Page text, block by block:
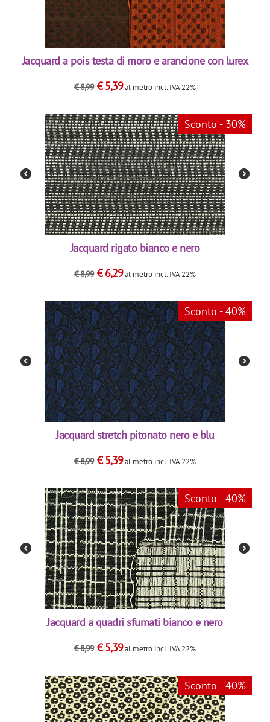
Jacquard a pois testa di moro e arancione con lurex
€8,99 €5,39al metro incl. IVA 22%
Sconto - 30%
Jacquard rigato bianco e nero
€8,99 €6,29al metro incl. IVA 22%
Sconto - 40%
Jacquard stretch pitonato nero e blu
€8,99 €5,39al metro incl. IVA 22%
Sconto - 40%
Jacquard a quadri sfumati bianco e nero
€8,99 €5,39al metro incl. IVA 22%
Sconto - 40%